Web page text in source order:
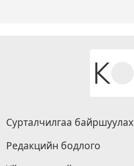
Сурталчилгаа байршуулах
Редакцийн бодлого